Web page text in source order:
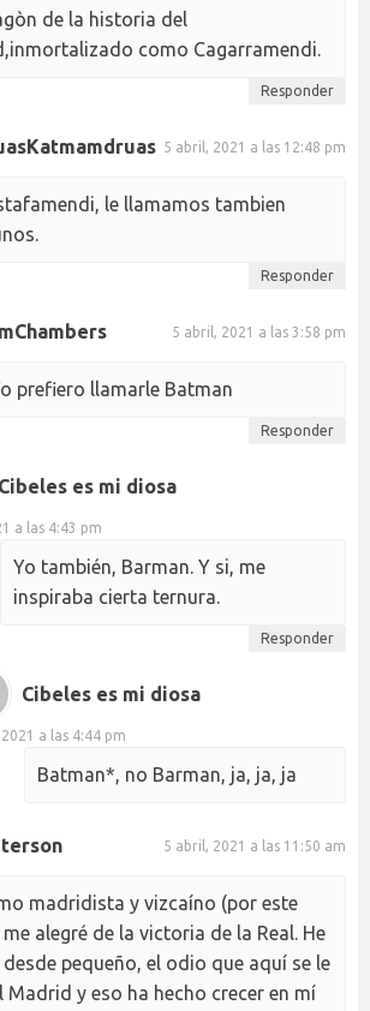
de la historia del
como Cagarramendi.
Responder
5 abril, 2021 a las 12:48 pm
le llamamos tambien
Responder
5 abril, 2021 a las 3:58 pm
prefiero llamarle Batman
Responder
Cibeles es mi diosa
a las 4:43 pm
Yo también, Barman. Y si, me
inspiraba cierta ternura.
Responder
Cibeles es mi diosa
a las 4:44 pm
Batman*, no Barman, ja, ja, ja
5 abril, 2021 a las 11:50 am
madridista y vizcaíno (por este
alegré de la victoria de la Real. He
pequeño, el odio que aquí se le
Madrid y eso ha hecho crecer en mí